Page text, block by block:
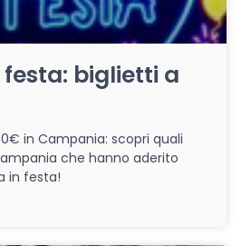
biglietti a
in Campania: scopri quali
che hanno aderito
in festa!